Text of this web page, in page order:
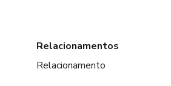
Relacionamentos
Relacionamento